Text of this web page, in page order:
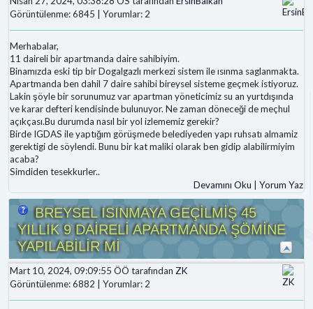
Görüntülenme: 6845 | Yorumlar: 2
Merhabalar,
11 daireli bir apartmanda daire sahibiyim.
Binamızda eski tip bir Dogalgazlı merkezi sistem ile ısınma saglanmakta.
Apartmanda ben dahil 7 daire sahibi bireysel sisteme geçmek istiyoruz.
Lakin şöyle bir sorunumuz var apartman yöneticimiz su an yurtdışında
ve karar defteri kendisinde bulunuyor. Ne zaman döneceği de meçhul
açıkçası.Bu durumda nasıl bir yol izlememiz gerekir?
Birde IGDAS ile yaptığım görüşmede belediyeden yapı ruhsatı almamiz
gerektigi de söylendi. Bunu bir kat maliki olarak ben gidip alabilirmiyim
acaba?
Simdiden tesekkurler..
Devamını Oku
Yorum Yaz
BREYSEL ISINMAYA GEÇİLMİŞ 45
YILLIK 9 DAİRELİ APARTMANDA ŞÖMİNE
YAPILABİLİR Mİ
Mart 10, 2024, 09:09:55 ÖÖ tarafından ZK
Görüntülenme: 6882 | Yorumlar: 2